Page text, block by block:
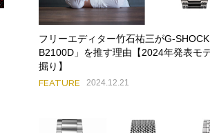
フリーエディター竹石祐三がG-
B2100D」を推す理由【2024年発表モ
掘り】
FEATURE 2024.12.21